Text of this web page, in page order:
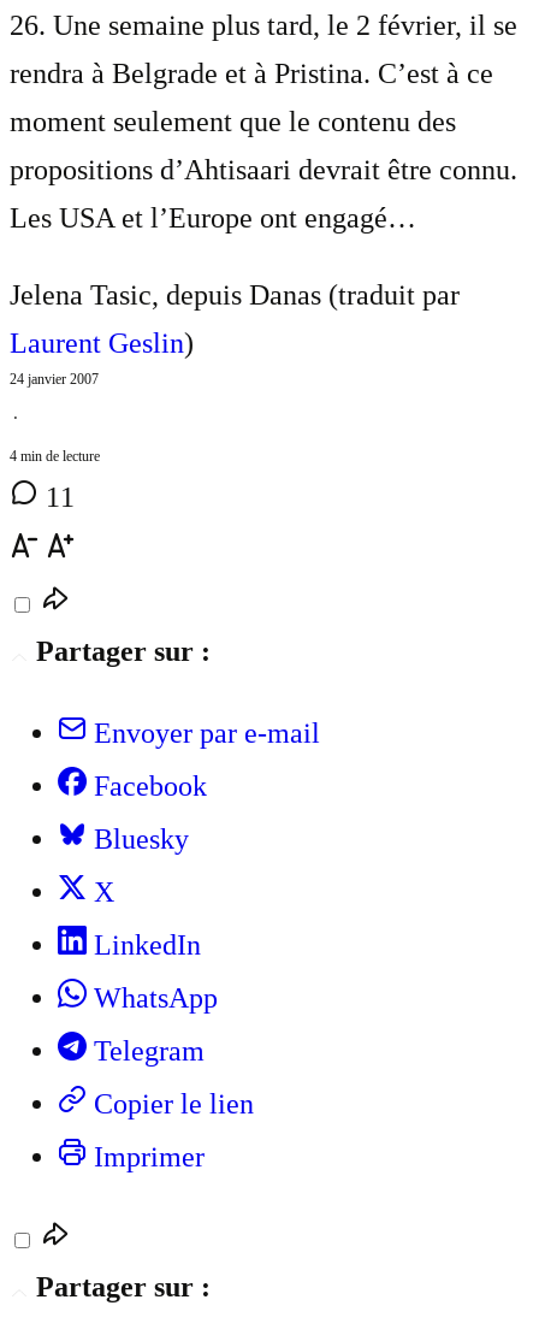
26. Une semaine plus tard, le 2 février, il se
rendra à Belgrade et à Pristina. C’est à ce
moment seulement que le contenu des
propositions d’Ahtisaari devrait être connu.
Les USA et l’Europe ont engagé…
Jelena Tasic, depuis Danas (traduit par
Laurent Geslin)
24 janvier 2007
⋅
4 min de lecture
11
Partager sur :
Envoyer par e-mail
Facebook
Bluesky
X
LinkedIn
WhatsApp
Telegram
Copier le lien
Imprimer
Partager sur :